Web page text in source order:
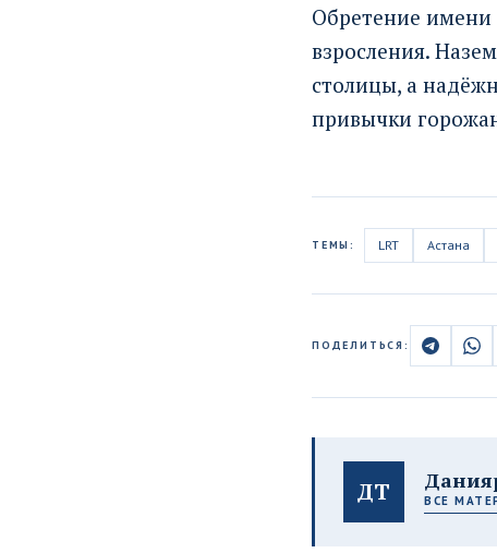
Обретение имени
взросления.
столицы, а
привычки
ТЕМЫ: LRT Астана
ПОДЕЛИТЬСЯ:
ДТ ВСЕ